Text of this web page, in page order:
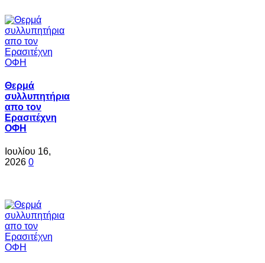
Θερμά
συλλυπητήρια
απο τον
Ερασιτέχνη
ΟΦΗ
Ιουλίου 16,
2026 0